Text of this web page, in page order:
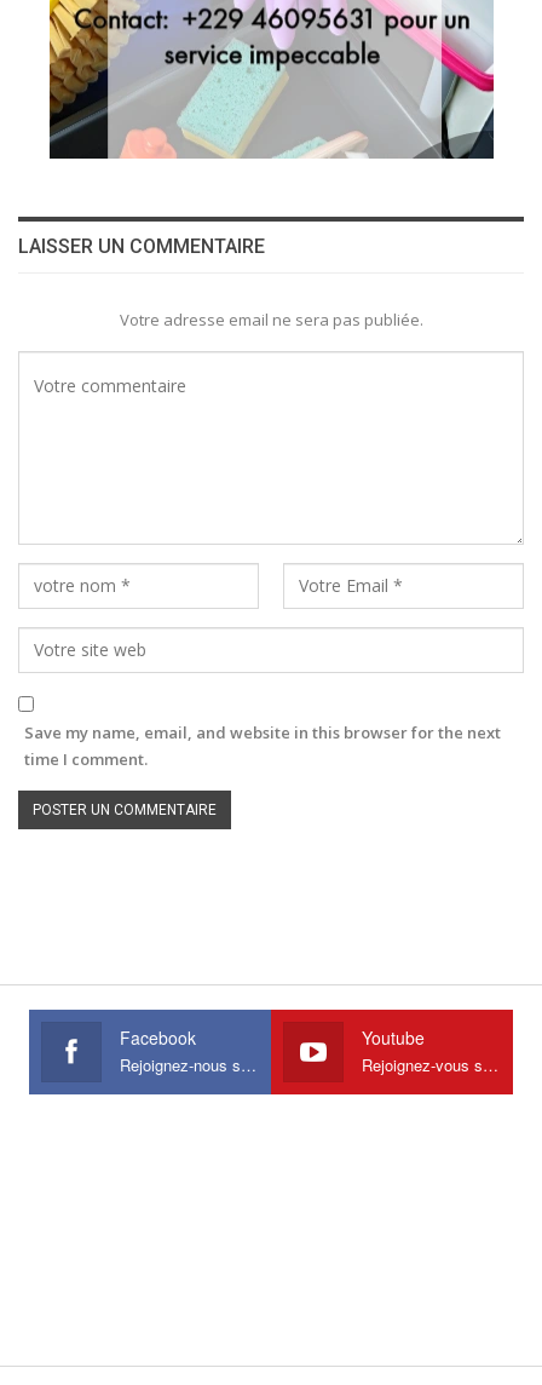
LAISSER UN COMMENTAIRE
Votre adresse email ne sera pas publiée.
Save my name, email, and website in this browser for the next
time I comment.
Facebook
Rejoignez-nous sur Facebook
Youtube
Rejoignez-vous sur Youtube